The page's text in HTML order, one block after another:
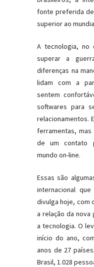
fonte preferida
superior ao
A tecnologia, no
superar a
diferenças na
lidam com a
sentem
softwares para
relacionamentos.
ferramentas,
de um contato
mundo on-line.
Essas são
internacional
divulga hoje, com
a relação da nova
a tecnologia. O
início do ano,
anos de 27
Brasil, 1.028